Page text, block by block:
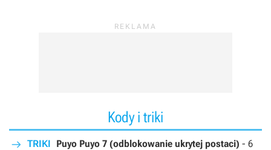
Kody i triki
TRIKI Puyo Puyo 7 (odblokowanie ukrytej postaci) - 6